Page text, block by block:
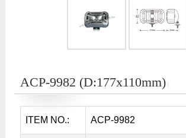
ACP-9982 (D:177x110mm)│
ITEM NO.: ACP-9982